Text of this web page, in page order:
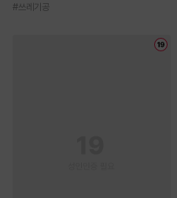
#쓰레기공